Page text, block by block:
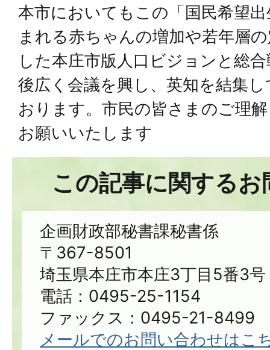
本市においてもこの「国民希望
まれる赤ちゃんの増加や若年層
した本庄市版人口ビジョンと総
後広く会議を興し、英知を結集
おります。市民の皆さまのご理
お願いいたします
この記事に関する
企画財政部秘書課秘書係
〒367-8501
埼玉県本庄市本庄3丁目5番3号
電話：0495-25-1154
ファックス：0495-21-8499
メールでのお問い合わせはこ